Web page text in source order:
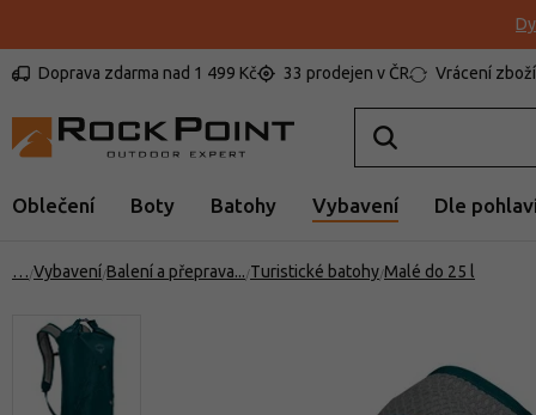
Doprava zdarma nad 1 499 Kč 33 prodejen v ČR Vrácení
Oblečení Boty Batohy Vybavení Dle
… Vybavení Balení a přeprava Turistické batohy Malé do 25 l